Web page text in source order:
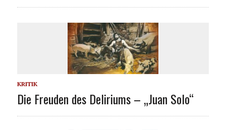
KRITIK
Die Freuden des Deliriums – „Juan Solo“